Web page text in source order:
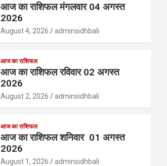
आज का राशिफल मंगलवार 04 अगस्त
2026
August 4, 2026 adminsidhbali
आज का राशिफल
आज का राशिफल रविवार 02 अगस्त
2026
August 2, 2026 adminsidhbali
आज का राशिफल
आज का राशिफल शनिवार 01 अगस्त
2026
August 1, 2026 adminsidhbali